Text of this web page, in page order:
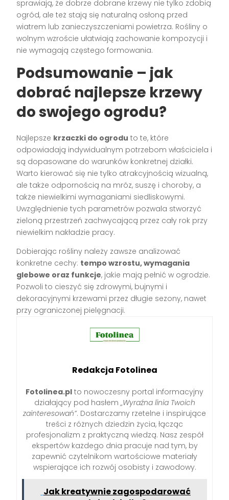
sprawiają, że dobrze dobrane krzewy nie tylko zdobią
ogród, ale też stają się naturalną osłoną przed
wiatrem lub zanieczyszczeniami powietrza. Rośliny o
wolnym wzroście ułatwiają zachowanie kompozycji i
nie wymagają częstego formowania.
Podsumowanie – jak
dobrać najlepsze krzewy
do swojego ogrodu?
Najlepsze krzaczki do ogrodu to te, które
odpowiadają indywidualnym potrzebom właściciela i
są dopasowane do warunków konkretnej działki.
Warto kierować się nie tylko atrakcyjnością wizualną,
ale także odpornością na mróz, suszę i choroby, a
także niewielkimi wymaganiami siedliskowymi.
Uwzględnienie tych parametrów pozwala stworzyć
zieloną przestrzeń zachwycającą przez cały rok przy
niewielkim nakładzie pracy.
Dobierając rośliny należy zawsze analizować
konkretne cechy: tempo wzrostu, wymagania
glebowe oraz funkcje, jakie mają pełnić w ogrodzie.
Pozwoli to cieszyć się zdrowymi, bujnymi i
dekoracyjnymi krzewami przez długie sezony, nawet
przy ograniczonej pielęgnacji.
Redakcja Fotolinea
Fotolinea.pl to nowoczesny portal informacyjny
działający pod hasłem„Wyraźna linia Twoich
zainteresowań”. Dostarczamy rzetelne i inspirujące
treści z różnych dziedzin życia, łącząc
profesjonalizm z praktyczną wiedzą. Nasz zespół
ekspertów każdego dnia pracuje nad tym, by
zapewnić czytelnikom wartościowe materiały
wspierające ich rozwój osobisty i zawodowy.
Jak kreatywnie zagospodarować